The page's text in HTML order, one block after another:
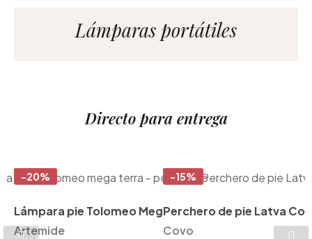
Lámparas portátiles
Directo para entrega
-20%
Lámpara pie Tolomeo Mega floor
Artemide
Artemide
-15%
Perchero de pie Latva
Covo